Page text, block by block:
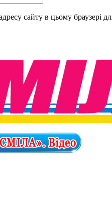
сайту в цьому браузері